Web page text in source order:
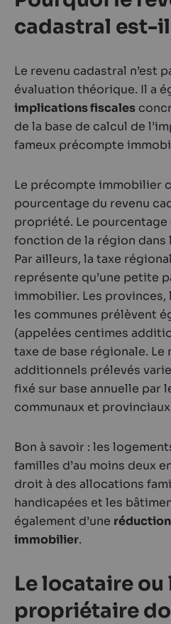
cadastral est-
Le revenu cadastral n’est
évaluation théorique. Il a
implications fiscales
de la base de calcul de
fameux précompte
Le précompte immobilier
pourcentage du revenu
propriété. Le pourcentage
fonction de la région dans
Par ailleurs, la taxe
représente qu’une petite
immobilier. Les
les communes prélèvent
(appelées centimes
taxe de base régionale.
additionnels prélevés
fixé sur base annuelle par
communaux et
Bon à savoir : les
familles d’au moins deux
droit à des allocations
handicapées et les
également d’une
immobilier.
Le locataire ou
propriétaire